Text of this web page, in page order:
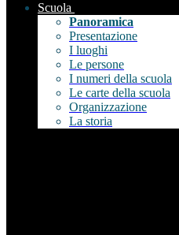
Scuola
Panoramica
Presentazione
I luoghi
Le persone
I numeri della scuola
Le carte della scuola
Organizzazione
La storia